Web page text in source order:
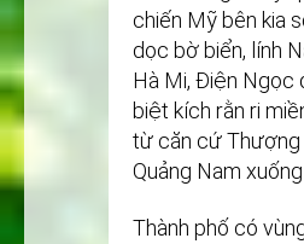
chiến Mỹ bên kia
dọc bờ biển, lính
Hà Mi, Điện Ngọc
biệt kích rằn ri
từ căn cứ
Quảng Nam xuống
Thành phố có